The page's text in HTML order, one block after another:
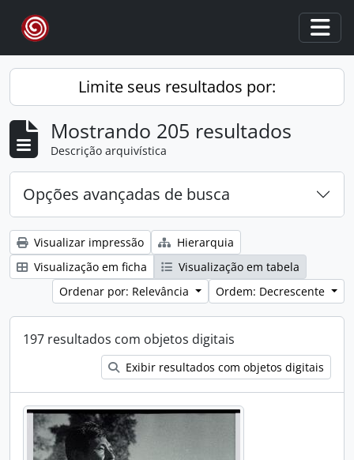
Skip to main content
Limite seus resultados por:
Mostrando 205 resultados
Descrição arquivística
Opções avançadas de busca
Visualizar impressão
Hierarquia
Visualização em ficha
Visualização em tabela
Ordenar por: Relevância
Ordem: Decrescente
197 resultados com objetos digitais
Exibir resultados com objetos digitais